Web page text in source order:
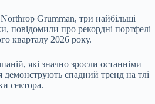
Grumman, три найбільші
повідомили про рекордні портфелі
кварталу 2026 року.
які значно зросли останніми
демонструють спадний тренд на тлі
сектора.